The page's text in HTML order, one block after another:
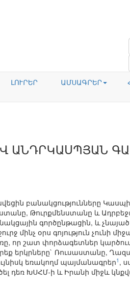
ԼՈՒՐԵՐ ԱՄՍԱԳՐԵՐ
ԱՆԴՐԿԱՍՊՅԱՆ
բանակցությունները
Թուրքմենստանը և
գործընթացին, և
մինչ օրս գոյություն չունի
շատ փորձագետներ կարծում
երկրները` Ռուսաստանը,
եռակողմ պայմանագրեր1 ,
դեռ ԽՍՀՄ-ի և Իրանի միջև